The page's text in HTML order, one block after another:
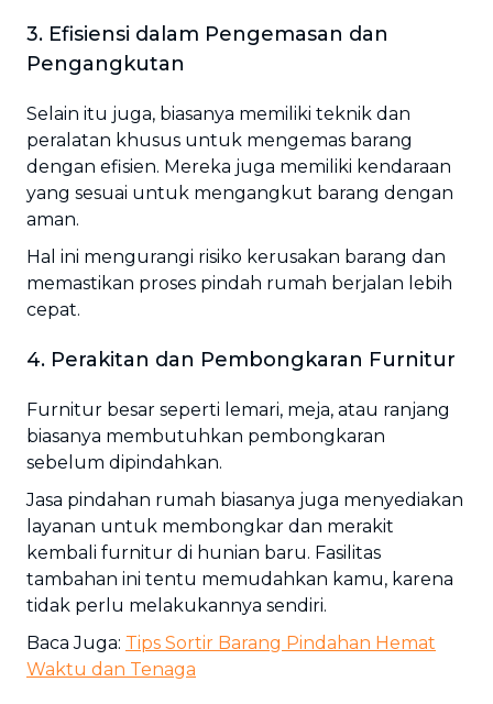
3. Efisiensi dalam Pengemasan dan
Pengangkutan
Selain itu juga, biasanya memiliki teknik dan
peralatan khusus untuk mengemas barang
dengan efisien. Mereka juga memiliki kendaraan
yang sesuai untuk mengangkut barang dengan
aman.
Hal ini mengurangi risiko kerusakan barang dan
memastikan proses pindah rumah berjalan lebih
cepat.
4. Perakitan dan Pembongkaran Furnitur
Furnitur besar seperti lemari, meja, atau ranjang
biasanya membutuhkan pembongkaran
sebelum dipindahkan.
Jasa pindahan rumah biasanya juga menyediakan
layanan untuk membongkar dan merakit
kembali furnitur di hunian baru. Fasilitas
tambahan ini tentu memudahkan kamu, karena
tidak perlu melakukannya sendiri.
Baca Juga: Tips Sortir Barang Pindahan Hemat
Waktu dan Tenaga